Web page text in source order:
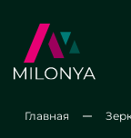
Главная